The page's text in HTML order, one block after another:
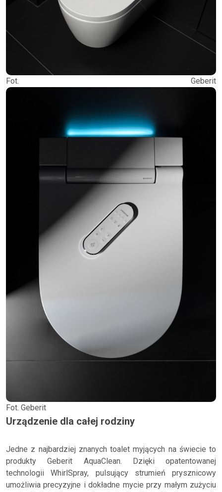
Fot. Geberit
Fot. Geberit
Urządzenie dla całej rodziny
Jedne z najbardziej znanych toalet myjących na świecie to
produkty Geberit AquaClean. Dzięki opatentowanej
technologii WhirlSpray, pulsujący strumień prysznicowy
umożliwia precyzyjne i dokładne mycie przy małym zużyciu